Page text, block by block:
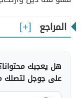
المراجع
هل يعجبك
على جوجل لتصلك